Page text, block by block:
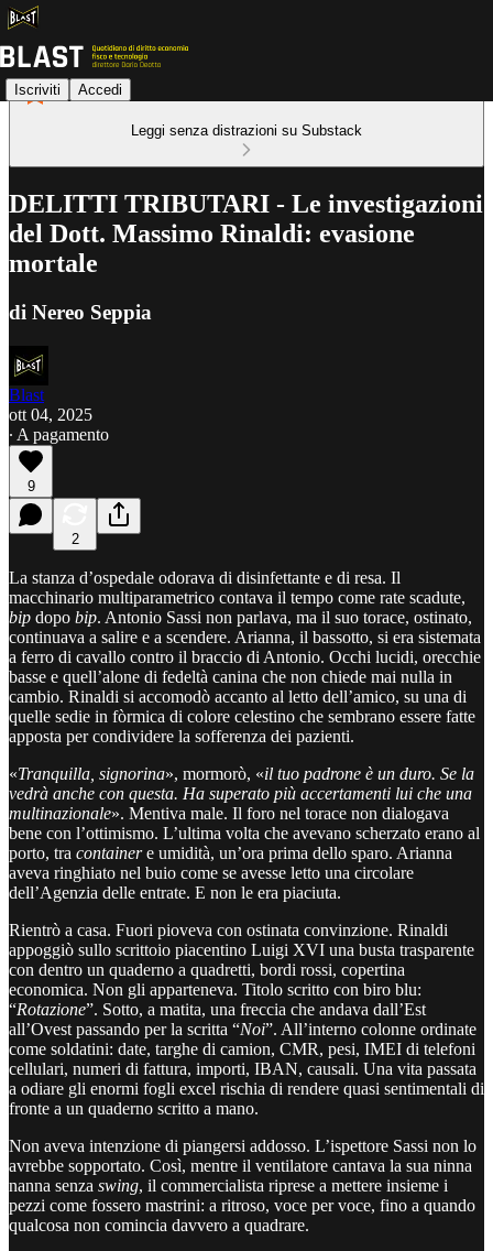
Iscriviti Accedi
Leggi senza distrazioni su Substack
DELITTI TRIBUTARI - Le investigazioni
del Dott. Massimo Rinaldi: evasione
mortale
di Nereo Seppia
Blast
ott 04, 2025
∙ A pagamento
9
2
La stanza d’ospedale odorava di disinfettante e di resa. Il
macchinario multiparametrico contava il tempo come rate scadute,
bip dopo bip. Antonio Sassi non parlava, ma il suo torace, ostinato,
continuava a salire e a scendere. Arianna, il bassotto, si era sistemata
a ferro di cavallo contro il braccio di Antonio. Occhi lucidi, orecchie
basse e quell’alone di fedeltà canina che non chiede mai nulla in
cambio. Rinaldi si accomodò accanto al letto dell’amico, su una di
quelle sedie in fòrmica di colore celestino che sembrano essere fatte
apposta per condividere la sofferenza dei pazienti.
«Tranquilla, signorina», mormorò, «il tuo padrone è un duro. Se la
vedrà anche con questa. Ha superato più accertamenti lui che una
multinazionale». Mentiva male. Il foro nel torace non dialogava
bene con l’ottimismo. L’ultima volta che avevano scherzato erano al
porto, tra containere umidità, un’ora prima dello sparo. Arianna
aveva ringhiato nel buio come se avesse letto una circolare
dell’Agenzia delle entrate. E non le era piaciuta.
Rientrò a casa. Fuori pioveva con ostinata convinzione. Rinaldi
appoggiò sullo scrittoio piacentino Luigi XVI una busta trasparente
con dentro un quaderno a quadretti, bordi rossi, copertina
economica. Non gli apparteneva. Titolo scritto con biro blu:
“Rotazione”. Sotto, a matita, una freccia che andava dall’Est
all’Ovest passando per la scritta “Noi”. All’interno colonne ordinate
come soldatini: date, targhe di camion, CMR, pesi, IMEI di telefoni
cellulari, numeri di fattura, importi, IBAN, causali. Una vita passata
a odiare gli enormi fogli excel rischia di rendere quasi sentimentali di
fronte a un quaderno scritto a mano.
Non aveva intenzione di piangersi addosso. L’ispettore Sassi non lo
avrebbe sopportato. Così, mentre il ventilatore cantava la sua ninna
nanna senza swing, il commercialista riprese a mettere insieme i
pezzi come fossero mastrini: a ritroso, voce per voce, fino a quando
qualcosa non comincia davvero a quadrare.